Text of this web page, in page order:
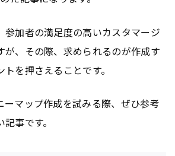
参加者の満足度の高いカスタマージ
が、その際、求められるのが作成す
を押さえることです。
ーマップ作成を試みる際、ぜひ参考
事です。